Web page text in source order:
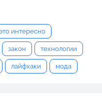
интересно
закон технологии
лайфхаки мода